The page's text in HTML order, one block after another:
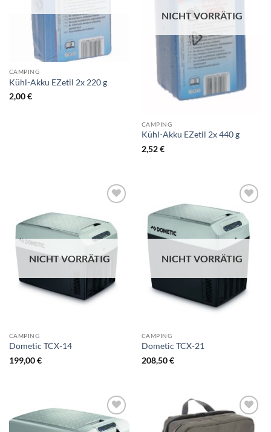
CAMPING
Kühl-Akku EZetil 2x 220 g
2,00€
NICHT VORRÄTIG
CAMPING
Kühl-Akku EZetil 2x 440 g
2,52€
NICHT VORRÄTIG
CAMPING
Dometic TCX-14
199,00€
NICHT VORRÄTIG
CAMPING
Dometic TCX-21
208,50€